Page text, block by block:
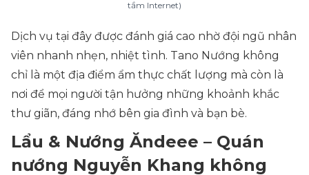
tầm Internet)
Dịch vụ tại đây được đánh giá cao nhờ đội ngũ nhân
viên nhanh nhẹn, nhiệt tình. Tano Nướng không
chỉ là một địa điểm ẩm thực chất lượng mà còn là
nơi để mọi người tận hưởng những khoảnh khắc
thư giãn, đáng nhớ bên gia đình và bạn bè.
Lẩu & Nướng Ăndeee – Quán
nướng Nguyễn Khang không